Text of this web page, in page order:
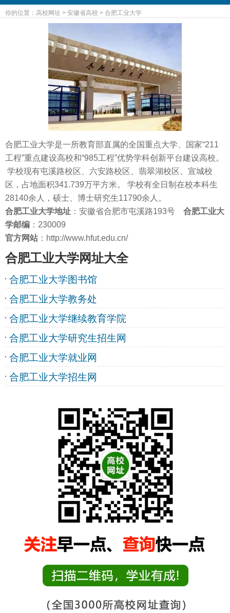
你的位置： 高校网址 > 安徽省高校 > 合肥工业大学
合肥工业大学是一所教育部直属的全国重点大学、国家“211
工程”重点建设高校和“985工程”优势学科创新平台建设高校。
学校现有屯溪路校区、六安路校区、翡翠湖校区、宣城校
区，占地面积341.739万平方米。 学校有全日制在校本科生
28140余人，硕士、博士研究生11790余人。
合肥工业大学地址 ：安徽省合肥市屯溪路193号 合肥工业大
学邮编 ：230009
官方网站 ：http://www.hfut.edu.cn/
合肥工业大学网址大全
合肥工业大学图书馆
合肥工业大学教务处
合肥工业大学继续教育学院
合肥工业大学研究生招生网
合肥工业大学就业网
合肥工业大学招生网